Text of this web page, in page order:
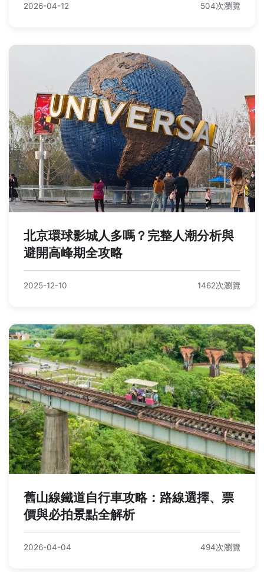
2026-04-12 504次瀏覽
北京環球影城人多嗎？完整人潮分析與
避開高峰期全攻略
2025-12-10 1462次瀏覽
舊山線鐵道自行車攻略：路線選擇、票
價與必拍景點全解析
2026-04-04 494次瀏覽